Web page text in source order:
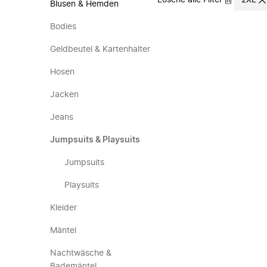
Blusen & Hemden
Bodies
Geldbeutel & Kartenhalter
Hosen
Jacken
Jeans
Jumpsuits & Playsuits
Jumpsuits
Playsuits
Kleider
Mäntel
Nachtwäsche &